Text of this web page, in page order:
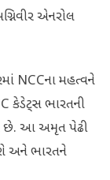
એનરોલ
NCCના મહત્વને
કેડેટ્સ ભારતની
છે. આ અમૃત પેઢી
અને ભારતને